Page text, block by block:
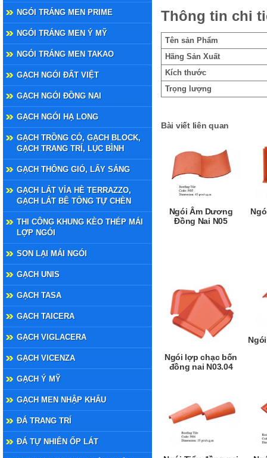
NGÓI TRÁNG MEN PRIME
NGÓI TRÁNG MEN Ý MỸ
NGÓI TRÁNG MEN TAKAO
GẠCH NGÓI ĐẤT VIỆT
GẠCH NGÓI ĐỒNG NAI
GẠCH NGÓI HẠ LONG
GẠCH TRỒNG CỎ, GẠCH BLOCK,
GẠCH TRANG TRÍ, LỤC BÌNH
GẠCH THÔNG GIÓ, LẤY SÁNG
GẠCH LÁT VỈA HÈ TERRAZZO,
GẠCH LÁT BÊ TÔNG TỰ CHÈN
THI CÔNG KHUNG KÈO THÉP MÁI
LỢP NGÓI
SON LẠI MÁI NGÓI
GẠCH UNIS
GẠCH TASA
GẠCH TAICERA
GẠCH VIGLACERA
GẠCH VICENZA
GẠCH Ý MỸ
GẠCH MEN NHẬP KHẨU
ĐÁ TRANG TRÍ
ĐÁ TỰ NHIÊN ỐP LÁT
Thông tin chi
Tên sản Phẩm
Hãng Sản Xuất
Kích thước
Trọng lượng
Bài viết liên quan
Ngói Âm Dương
Đồng Nai N05
Ngói lợp chạc bốn
đồng nai N03.04